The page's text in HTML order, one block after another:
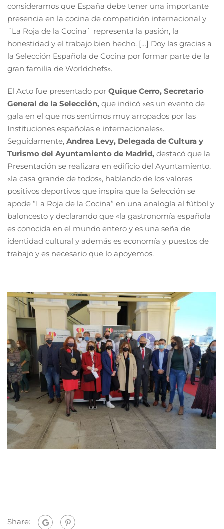
consideramos que España debe tener una importante
presencia en la cocina de competición internacional y
´La Roja de la Cocina` representa la pasión, la
honestidad y el trabajo bien hecho. […] Doy las gracias a
la Selección Española de Cocina por formar parte de la
gran familia de Worldchefs».
El Acto fue presentado por Quique Cerro, Secretario
General de la Selección, que indicó «es un evento de
gala en el que nos sentimos muy arropados por las
Instituciones españolas e internacionales».
Seguidamente, Andrea Levy, Delegada de Cultura y
Turismo del Ayuntamiento de Madrid, destacó que la
Presentación se realizara en edificio del Ayuntamiento,
«la casa grande de todos», hablando de los valores
positivos deportivos que inspira que la Selección se
apode “La Roja de la Cocina” en una analogía al fútbol y
baloncesto y declarando que «la gastronomía española
es conocida en el mundo entero y es una seña de
identidad cultural y además es economía y puestos de
trabajo y es necesario que lo apoyemos.
Share: